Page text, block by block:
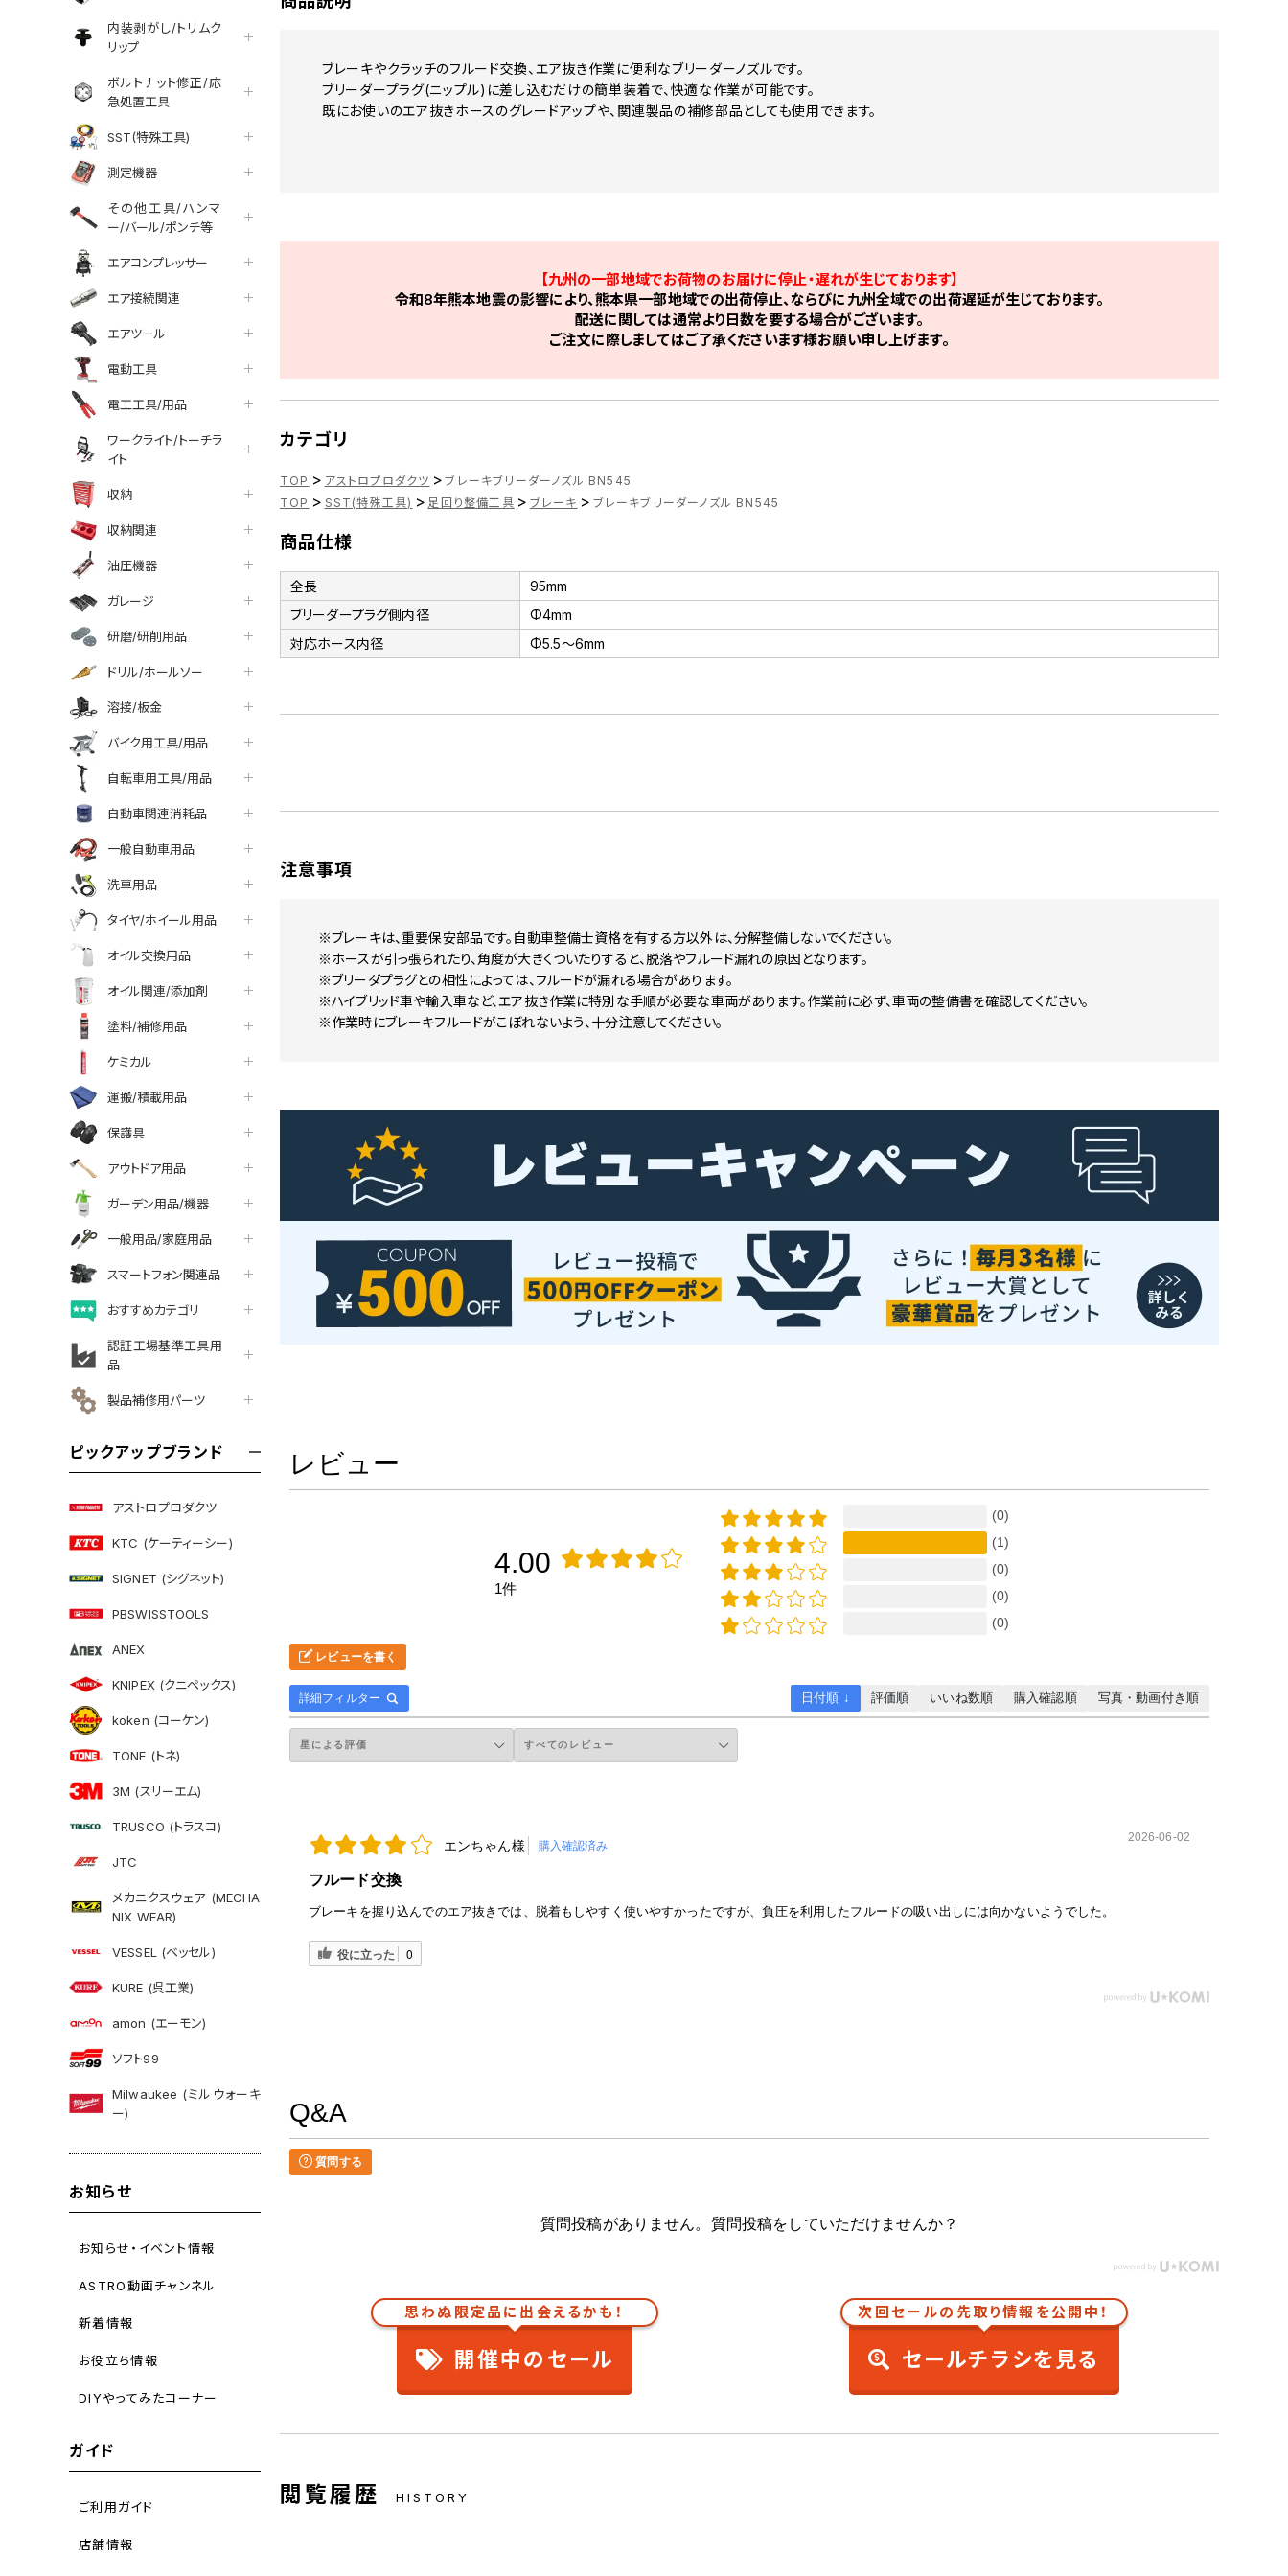
内装剥がし/トリムク
リップ
ボルトナット修正/応
急処置工具
SST(特殊工具)
測定機器
その他工具/ハンマ
ー/バール/ポンチ等
エアコンプレッサー
エア接続関連
エアツール
電動工具
電工工具/用品
ワークライト/トーチラ
イト
収納
収納関連
油圧機器
ガレージ
研磨/研削用品
ドリル/ホールソー
溶接/板金
バイク用工具/用品
自転車用工具/用品
自動車関連消耗品
一般自動車用品
洗車用品
タイヤ/ホイール用品
オイル交換用品
オイル関連/添加剤
塗料/補修用品
ケミカル
運搬/積載用品
保護具
アウトドア用品
ガーデン用品/機器
一般用品/家庭用品
スマートフォン関連品
おすすめカテゴリ
認証工場基準工具用
品
製品補修用パーツ
ピックアップブランド
アストロプロダクツ
KTC (ケーティーシー)
SIGNET (シグネット)
PBSWISSTOOLS
ANEX
KNIPEX (クニペックス)
koken (コーケン)
TONE (トネ)
3M (スリーエム)
TRUSCO (トラスコ)
JTC
メカニクスウェア (MECHA
NIX WEAR)
VESSEL (ベッセル)
KURE (呉工業)
amon (エーモン)
ソフト99
Milwaukee (ミルウォーキ
ー)
お知らせ
お知らせ・イベント情報
ASTRO動画チャンネル
新着情報
お役立ち情報
DIYやってみたコーナー
ガイド
ご利用ガイド
店舗情報
ブレーキやクラッチのフルード交換、エア抜き作業に便利なブリーダーノズルです。
ブリーダープラグ(ニップル)に差し込むだけの簡単装着で、快適な作業が可能です。
既にお使いのエア抜きホースのグレードアップや、関連製品の補修部品としても使用できます。
【九州の一部地域でお荷物のお届けに停止・遅れが生じております】
令和8年熊本地震の影響により、熊本県一部地域での出荷停止、ならびに九州全域での出荷遅延が生じております。
配送に関しては通常より日数を要する場合がございます。
ご注文に際しましてはご了承くださいます様お願い申し上げます。
カテゴリ
TOP > アストロプロダクツ > ブレーキブリーダーノズル BN545
TOP > SST(特殊工具) > 足回り整備工具 > ブレーキ > ブレーキブリーダーノズル BN545
商品仕様
全長
95mm
ブリーダープラグ側内径
Φ4mm
対応ホース内径
Φ5.5～6mm
注意事項
※ブレーキは、重要保安部品です。自動車整備士資格を有する方以外は、分解整備しないでください。
※ホースが引っ張られたり、角度が大きくついたりすると、脱落やフルード漏れの原因となります。
※ブリーダプラグとの相性によっては、フルードが漏れる場合があります。
※ハイブリッド車や輸入車など、エア抜き作業に特別な手順が必要な車両があります。作業前に必ず、車両の整備書を確認してください。
※作業時にブレーキフルードがこぼれないよう、十分注意してください。
レビュー
4.00
1件
(0)
(1)
(0)
(0)
(0)
レビューを書く
詳細フィルター 日付順 ↓ 評価順 いいね数順 購入確認順 写真・動画付き順
エンちゃん様 購入確認済み
2026-06-02
フルード交換
ブレーキを握り込んでのエア抜きでは、脱着もしやすく使いやすかったですが、負圧を利用したフルードの吸い出しには向かないようでした。
役に立った 0
Q&A
質問する
質問投稿がありません。質問投稿をしていただけませんか？
思わぬ限定品に出会えるかも！
開催中のセール
次回セールの先取り情報を公開中！
セールチラシを見る
閲覧履歴 HISTORY